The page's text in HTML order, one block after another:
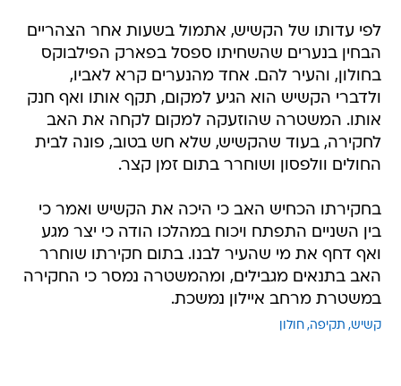
לפי עדותו של הקשיש, אתמול בשעות אחר הצהריים
הבחין בנערים שהשחיתו ספסל בפארק הפילבוקס
בחולון, והעיר להם. אחד מהנערים קרא לאביו,
ולדברי הקשיש הוא הגיע למקום, תקף אותו ואף חנק
אותו. המשטרה שהוזעקה למקום לקחה את האב
לחקירה, בעוד שהקשיש, שלא חש בטוב, פונה לבית
החולים וולפסון ושוחרר בתום זמן קצר.
בחקירתו הכחיש האב כי היכה את הקשיש ואמר כי
בין השניים התפתח ויכוח במהלכו הודה כי יצר מגע
ואף דחף את מי שהעיר לבנו. בתום חקירתו שוחרר
האב בתנאים מגבילים, ומהמשטרה נמסר כי החקירה
במשטרת מרחב איילון נמשכת.
קשיש תקיפה חולון